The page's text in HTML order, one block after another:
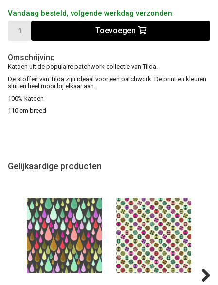
Vandaag besteld, volgende werkdag verzonden
Toevoegen
Omschrijving
Katoen uit de populaire patchwork collectie van Tilda.
De stoffen van Tilda zijn ideaal voor een patchwork. De print en kleuren
sluiten heel mooi bij elkaar aan.
100% katoen
110 cm breed
Gelijkaardige producten